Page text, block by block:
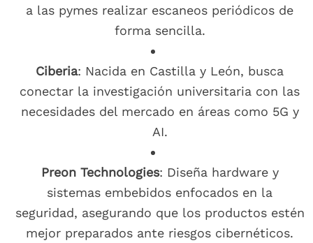
a las pymes realizar escaneos periódicos de
forma sencilla.
Ciberia: Nacida en Castilla y León, busca
conectar la investigación universitaria con las
necesidades del mercado en áreas como 5G y
AI.
Preon Technologies: Diseña hardware y
sistemas embebidos enfocados en la
seguridad, asegurando que los productos estén
mejor preparados ante riesgos cibernéticos.